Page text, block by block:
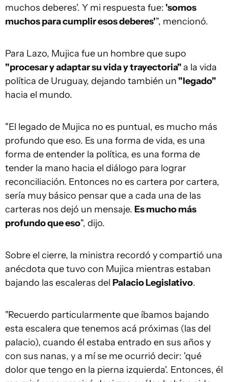
muchos deberes'. Y mi respuesta fue: 'somos
muchos para cumplir esos deberes'", mencionó.
Para Lazo, Mujica fue un hombre que supo
"procesar y adaptar su vida y trayectoria"a la vida
política de Uruguay, dejando también un "legado"
hacia el mundo.
"El legado de Mujica no es puntual, es mucho más
profundo que eso. Es una forma de vida, es una
forma de entender la política, es una forma de
tender la mano hacia el diálogo para lograr
reconciliación. Entonces no es cartera por cartera,
sería muy básico pensar que a cada una de las
carteras nos dejó un mensaje. Es mucho más
profundo que eso", dijo.
Sobre el cierre, la ministra recordó y compartió una
anécdota que tuvo con Mujica mientras estaban
bajando las escaleras del Palacio Legislativo.
"Recuerdo particularmente que íbamos bajando
esta escalera que tenemos acá próximas (las del
palacio), cuando él estaba entrado en sus años y
con sus nanas, y a mí se me ocurrió decir: 'qué
dolor que tengo en la pierna izquierda'. Entonces, él